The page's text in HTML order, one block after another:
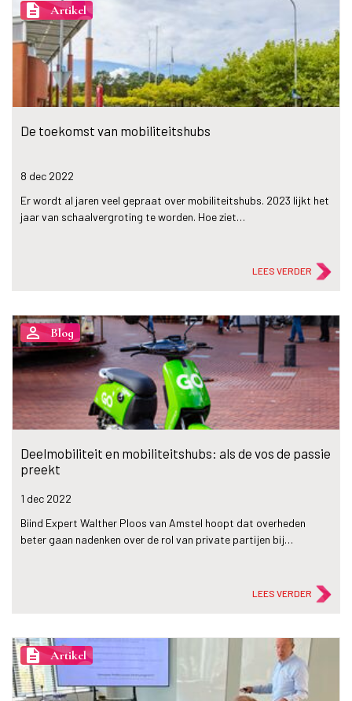
description Artikel
De toekomst van mobiliteitshubs
8 dec 2022
Er wordt al jaren veel gepraat over mobiliteitshubs. 2023 lijkt het
jaar van schaalvergroting te worden. Hoe ziet…
LEES VERDER
person_outline Blog
Deelmobiliteit en mobiliteitshubs: als de vos de passie
preekt
1 dec 2022
Biind Expert Walther Ploos van Amstel hoopt dat overheden
beter gaan nadenken over de rol van private partijen bij…
LEES VERDER
description Artikel